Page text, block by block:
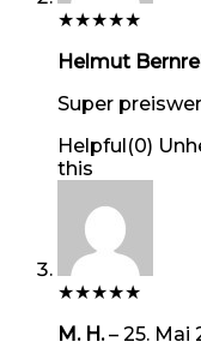
★★★★★
Helmut
Super
Helpful(0)
this
★★★★★
M. H.– 25. Mai